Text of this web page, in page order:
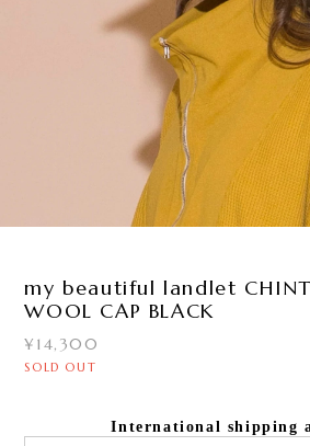
my beautiful landlet
WOOL CAP BLACK
¥14,300
SOLD OUT
International shipping